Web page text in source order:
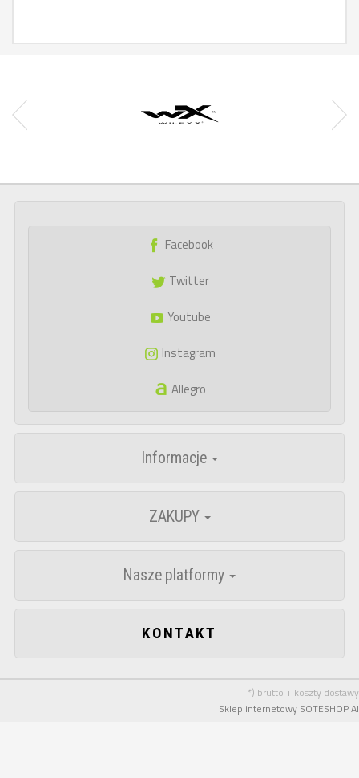
Facebook
Twitter
Youtube
Instagram
Allegro
Informacje
ZAKUPY
Nasze platformy
KONTAKT
*) brutto + koszty dostawy
Sklep internetowy SOTESHOP AI